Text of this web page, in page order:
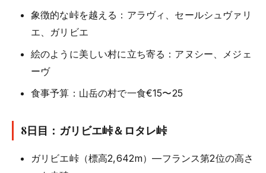
象徴的な峠を越える：アラヴィ、セールシュヴァリ
エ、ガリビエ
絵のように美しい村に立ち寄る：アヌシー、メジェ
ーヴ
食事予算：山岳の村で一食€15〜25
8日目：ガリビエ峠＆ロタレ峠
ガリビエ峠（標高2,642m）—フランス第2位の高さ